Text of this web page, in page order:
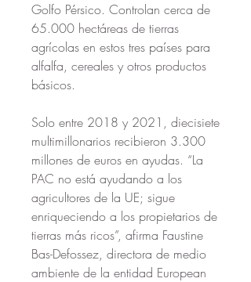
Golfo Pérsico. Controlan cerca de
65.000 hectáreas de tierras
agrícolas en estos tres países para
alfalfa, cereales y otros productos
básicos.
Solo entre 2018 y 2021, diecisiete
multimillonarios recibieron 3.300
millones de euros en ayudas. “La
PAC no está ayudando a los
agricultores de la UE; sigue
enriqueciendo a los propietarios de
tierras más ricos”, afirma Faustine
Bas-Defossez, directora de medio
ambiente de la entidad European